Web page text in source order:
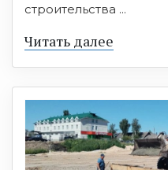
строительства ...
Читать далее